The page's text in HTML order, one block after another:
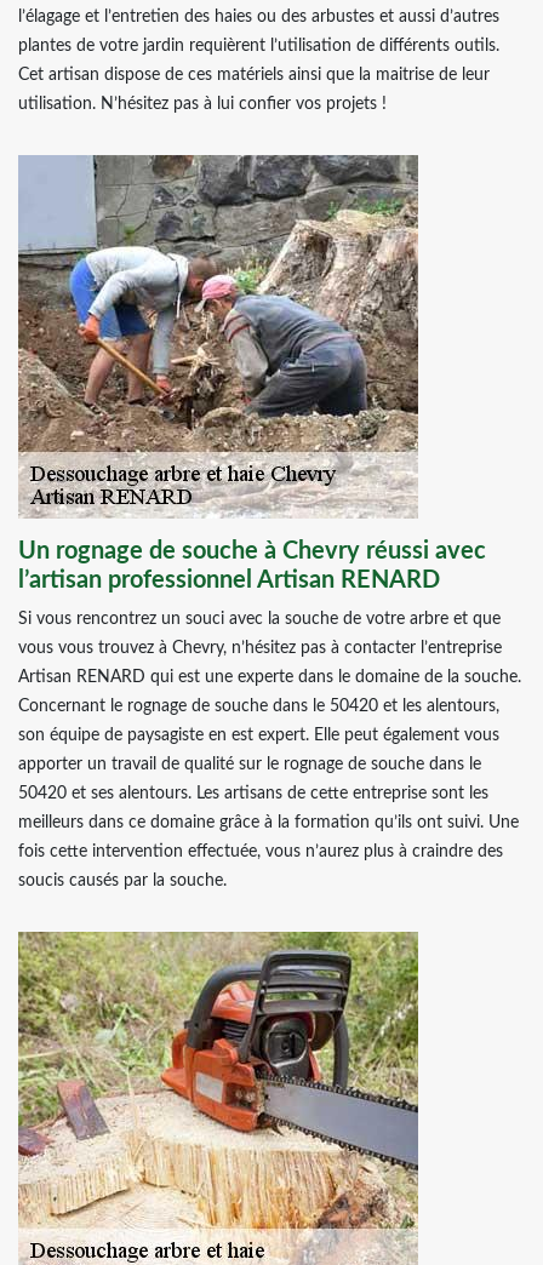
l’élagage et l’entretien des haies ou des arbustes et aussi d’autres
plantes de votre jardin requièrent l’utilisation de différents outils.
Cet artisan dispose de ces matériels ainsi que la maitrise de leur
utilisation. N’hésitez pas à lui confier vos projets !
Un rognage de souche à Chevry réussi avec
l’artisan professionnel Artisan RENARD
Si vous rencontrez un souci avec la souche de votre arbre et que
vous vous trouvez à Chevry, n’hésitez pas à contacter l’entreprise
Artisan RENARD qui est une experte dans le domaine de la souche.
Concernant le rognage de souche dans le 50420 et les alentours,
son équipe de paysagiste en est expert. Elle peut également vous
apporter un travail de qualité sur le rognage de souche dans le
50420 et ses alentours. Les artisans de cette entreprise sont les
meilleurs dans ce domaine grâce à la formation qu’ils ont suivi. Une
fois cette intervention effectuée, vous n’aurez plus à craindre des
soucis causés par la souche.